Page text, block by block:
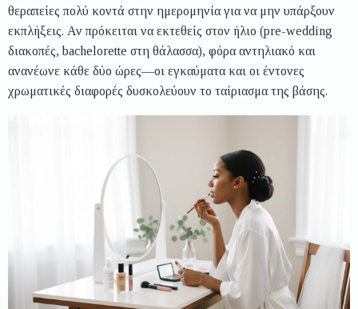
θεραπείες πολύ κοντά στην ημερομηνία για να μην υπάρξουν
εκπλήξεις. Αν πρόκειται να εκτεθείς στον ήλιο (pre-wedding
διακοπές, bachelorette στη θάλασσα), φόρα αντηλιακό και
ανανέωνε κάθε δύο ώρες—οι εγκαύματα και οι έντονες
χρωματικές διαφορές δυσκολεύουν το ταίριασμα της βάσης.